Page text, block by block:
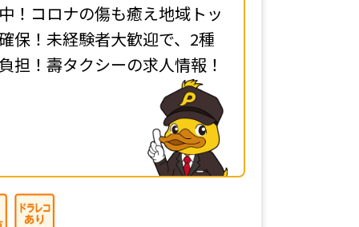
！コロナの傷も癒え地域トッ
保！未経験者大歓迎で、2種
担！壽タクシーの求人情報！